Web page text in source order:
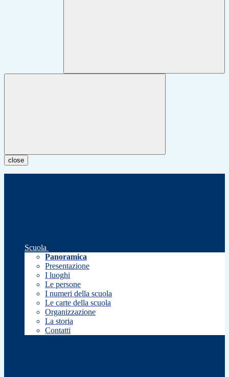
close
Scuola
Panoramica
Presentazione
I luoghi
Le persone
I numeri della scuola
Le carte della scuola
Organizzazione
La storia
Contatti